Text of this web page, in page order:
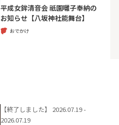
平成女鉾清音会 祇園囃子奉納の
お知らせ【八坂神社能舞台】
おでかけ
【終了しました】
2026.07.19 -
2026.07.19